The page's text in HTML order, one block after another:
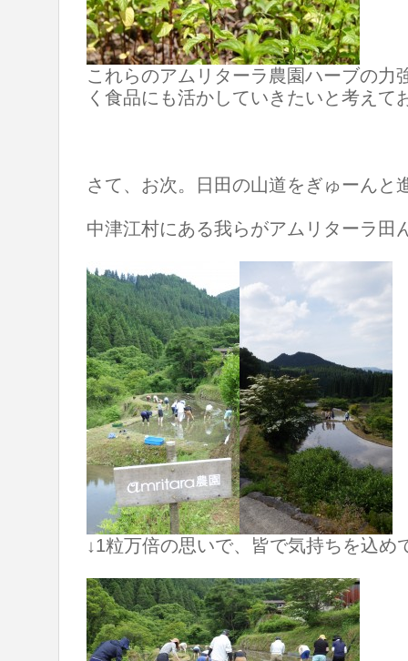
これらのアムリターラ農園ハーブの力
く食品にも活かしていきたいと考えて
さて、お次。日田の山道をぎゅーんと
中津江村にある我らがアムリターラ田
↓1粒万倍の思いで、皆で気持ちを込め